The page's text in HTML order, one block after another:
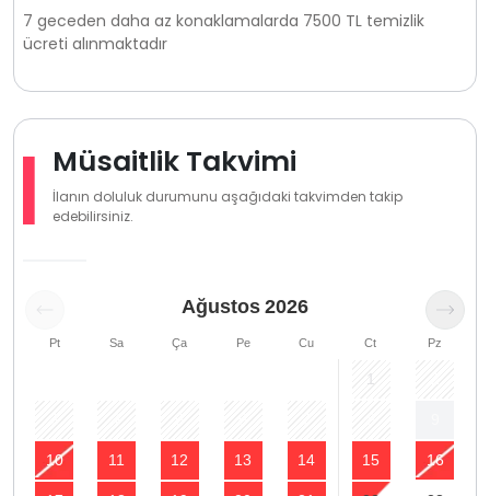
7 geceden daha az konaklamalarda 7500 TL temizlik
ücreti alınmaktadır
Müsaitlik Takvimi
İlanın doluluk durumunu aşağıdaki takvimden takip
edebilirsiniz.
Ağustos 2026
Pt Sa Ça Pe Cu Ct Pz
1
10 11 12 13 14 15 16